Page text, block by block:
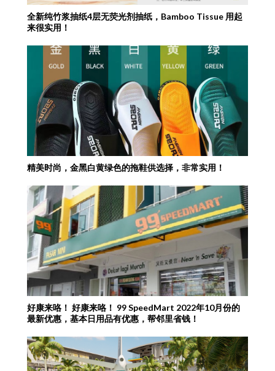
全新纯竹浆抽纸4层无荧光剂抽纸，Bamboo Tissue 用起
来很实用！
精美时尚，金黑白黄绿色的拖鞋供选择，非常实用！
好康来咯！ 好康来咯！ 99 SpeedMart 2022年10月份的
最新优惠，基本日用品有优惠，帮邻里省钱！